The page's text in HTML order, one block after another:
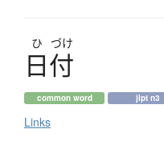
ひ づけ
日付
common word jlpt n3
Links